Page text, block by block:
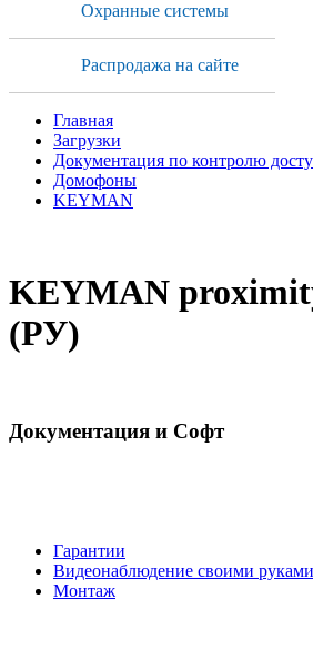
Охранные системы
Распродажа на сайте
Главная
Загрузки
Документация по контролю
Домофоны
KEYMAN
KEYMAN
(РУ)
Документация и Софт
Гарантии
Видеонаблюдение своими руками
Монтаж